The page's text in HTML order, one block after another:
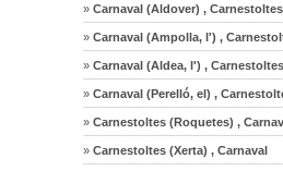
» Carnaval (Aldover) , Carnestoltes
» Carnaval (Ampolla, l') ,
» Carnaval (Aldea, l') , Carnestoltes
» Carnaval (Perelló, el) ,
» Carnestoltes (Roquetes) ,
» Carnestoltes (Xerta) , Carnaval